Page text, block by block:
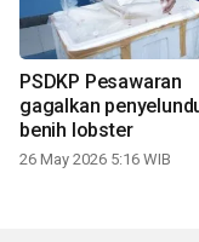
PSDKP Pesawaran
gagalkan
benih lobster
26 May 2026 5:16 WIB